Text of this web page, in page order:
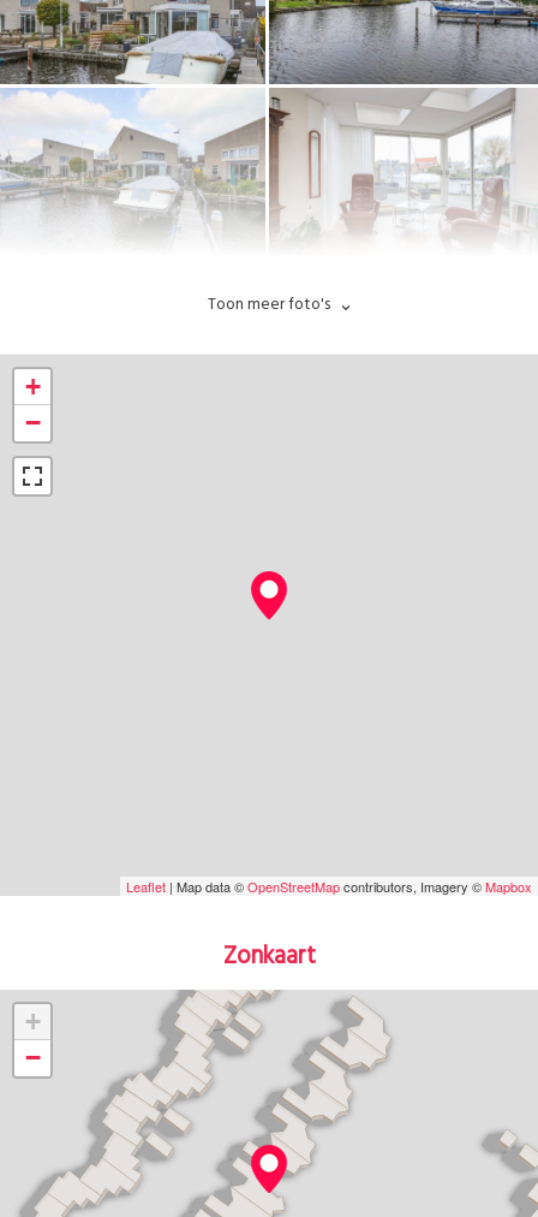
Toon meer foto's
+
−
Leaflet | Map data ©OpenStreetMapcontributors, Imagery ©Mapbox
Zonkaart
+
−